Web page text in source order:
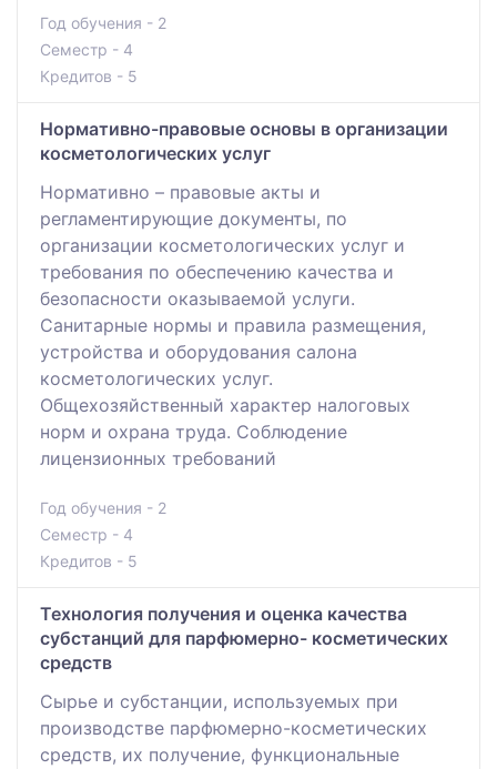
Год обучения - 2
Семестр - 4
Кредитов - 5
Нормативно-правовые основы в организации
косметологических услуг
Нормативно – правовые акты и
регламентирующие документы, по
организации косметологических услуг и
требования по обеспечению качества и
безопасности оказываемой услуги.
Санитарные нормы и правила размещения,
устройства и оборудования салона
косметологических услуг.
Общехозяйственный характер налоговых
норм и охрана труда. Соблюдение
лицензионных требований
Год обучения - 2
Семестр - 4
Кредитов - 5
Технология получения и оценка качества
субстанций для парфюмерно- косметических
средств
Сырье и субстанции, используемых при
производстве парфюмерно-косметических
средств, их получение, функциональные